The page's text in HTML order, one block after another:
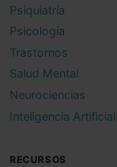
Psiquiatría
Psicología
Trastornos
Salud Mental
Neurociencias
Inteligencia Artificial
RECURSOS